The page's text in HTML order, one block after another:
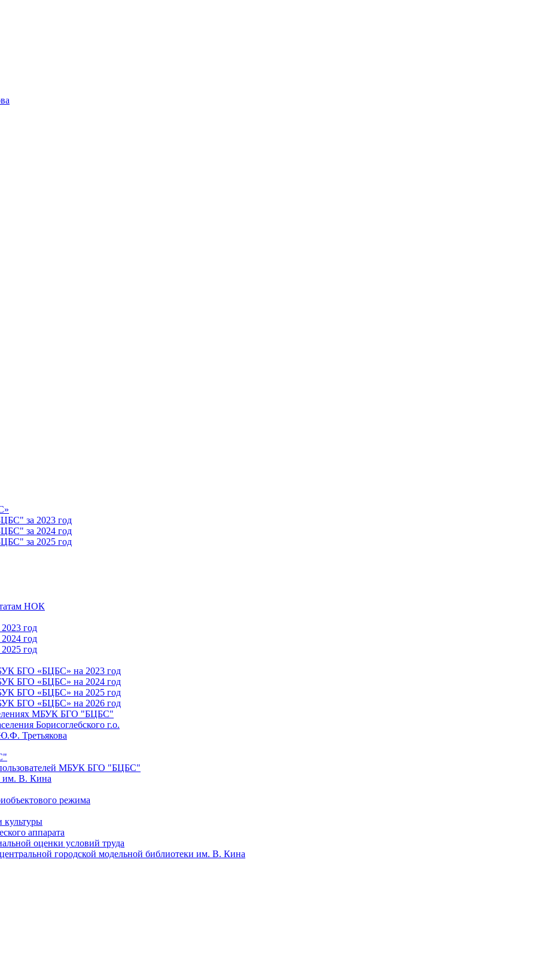
за 2023 год
за 2024 год
за 2025 год
НОК
год
год
год
БГО «БЦБС» на 2023 год
БГО «БЦБС» на 2024 год
БГО «БЦБС» на 2025 год
БГО «БЦБС» на 2026 год
МБУК БГО "БЦБС"
Борисоглебского г.о.
Третьякова
МБУК БГО "БЦБС"
им. В. Кина
режима
культуры
аппарата
оценки условий труда
городской модельной библиотеки им. В. Кина